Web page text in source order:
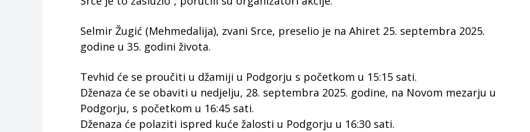
Selmir Žugić (Mehmedalija), zvani Srce, preselio je na Ahiret 25. septembra 2025.
godine u 35. godini života.
Tevhid će se proučiti u džamiji u Podgorju s početkom u 15:15 sati.
Dženaza će se obaviti u nedjelju, 28. septembra 2025. godine, na Novom mezarju u
Podgorju, s početkom u 16:45 sati.
Dženaza će polaziti ispred kuće žalosti u Podgorju u 16:30 sati.